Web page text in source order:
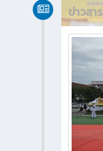
ข่าวสาร